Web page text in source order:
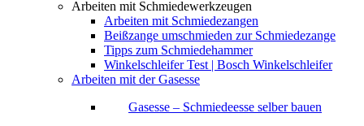
Arbeiten mit Schmiedewerkzeugen
Arbeiten mit Schmiedezangen
Beißzange umschmieden zur Schmiedezange
Tipps zum Schmiedehammer
Winkelschleifer Test | Bosch Winkelschleifer
Arbeiten mit der Gasesse
Gasesse – Schmiedeesse selber bauen